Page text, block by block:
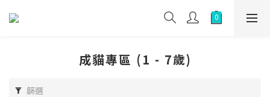
成貓專區 (1 - 7歲)
篩選